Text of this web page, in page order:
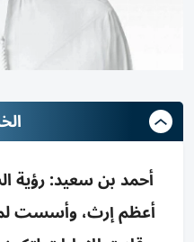
أحمد بن سعيد: رؤية
أعظم إرث، وأسست